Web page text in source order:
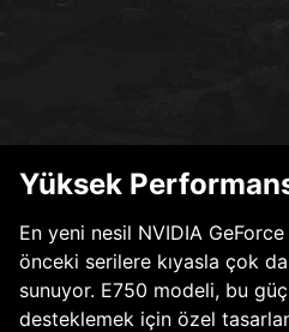
Yüksek
En yeni nesil NVIDIA
önceki serilere kıyasla çok
sunuyor. E750 modeli, bu
desteklemek için özel